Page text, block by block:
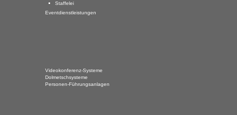
Staffelei
Eventdienstleistungen
Videokonferenz-Systeme
Dolmetschsysteme
Personen-Führungsanlagen